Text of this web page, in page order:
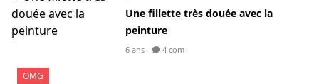
OMG
Une fillette très douée avec la
peinture
6 ans 4 com